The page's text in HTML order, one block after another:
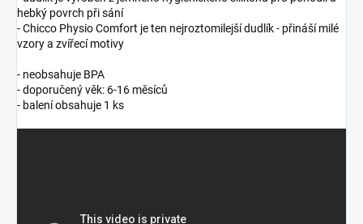
hebký povrch při sání
- Chicco Physio Comfort je ten nejroztomilejší dudlík - přináší milé
vzory a zvířecí motivy
- neobsahuje BPA
- doporučený věk: 6-16 měsíců
- balení obsahuje 1 ks